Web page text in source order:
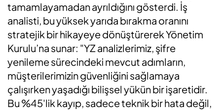
tamamlayamadan ayrıldığını gösterdi. İş
analisti, bu yüksek yarıda bırakma oranını
stratejik bir hikayeye dönüştürerek Yönetim
Kurulu’na sunar: "YZ analizlerimiz, şifre
yenileme sürecindeki mevcut adımların,
müşterilerimizin güvenliğini sağlamaya
çalışırken yaşadığı bilişsel yükün bir işaretidir.
Bu %45'lik kayıp, sadece teknik bir hata değil,